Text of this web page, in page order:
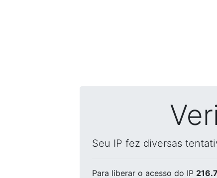
Seu IP fez diversas
Para liberar o acesso do IP